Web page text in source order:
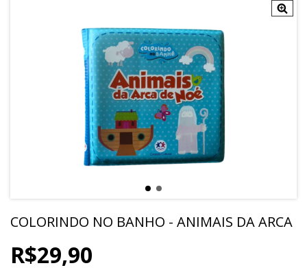
COLORINDO NO BANHO - ANIMAIS DA ARCA
R$29,90